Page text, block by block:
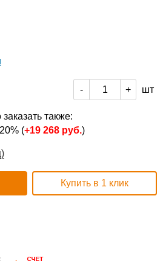
- + шт
также:
(+19 268 руб.)
Купить в 1 клик